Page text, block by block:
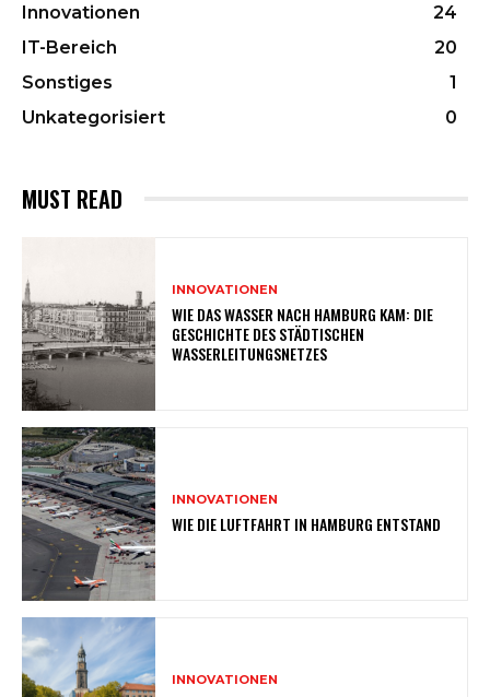
Innovationen
24
IT-Bereich
20
Sonstiges
1
Unkategorisiert
0
MUST READ
INNOVATIONEN
WIE DAS WASSER NACH HAMBURG KAM: DIE
GESCHICHTE DES STÄDTISCHEN
WASSERLEITUNGSNETZES
INNOVATIONEN
WIE DIE LUFTFAHRT IN HAMBURG ENTSTAND
INNOVATIONEN